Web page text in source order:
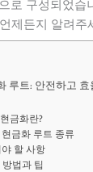
로 구성되었습
제든지 알려주
루트: 안전하고 효
금화란?
금화 루트 종류
할 사항
법과 팁